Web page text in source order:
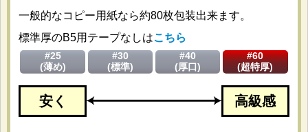
一般的なコピー用紙なら約80枚包装出来ます。
標準厚のB5用テープなしはこちら
#25
(薄め)
#30
(標準)
#40
(厚口)
#60
(超特厚)
安く 高級感